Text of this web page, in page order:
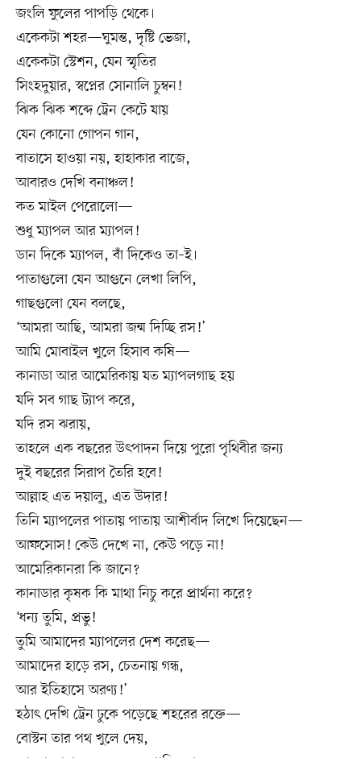
জংলি ফুলের পাপড়ি থেকে।
একেকটা শহর—ঘুমন্ত, দৃষ্টি ভেজা,
একেকটা স্টেশন, যেন স্মৃতির
সিংহদুয়ার, স্বপ্নের সোনালি চুম্বন!
ঝিক ঝিক শব্দে ট্রেন কেটে যায়
যেন কোনো গোপন গান,
বাতাসে হাওয়া নয়, হাহাকার বাজে,
আবারও দেখি বনাঞ্চল!
কত মাইল পেরোলো—
শুধু ম্যাপল আর ম্যাপল!
ডান দিকে ম্যাপল, বাঁ দিকেও তা–ই।
পাতাগুলো যেন আগুনে লেখা লিপি,
গাছগুলো যেন বলছে,
‘আমরা আছি, আমরা জন্ম দিচ্ছি রস!’
আমি মোবাইল খুলে হিসাব কষি—
কানাডা আর আমেরিকায় যত ম্যাপলগাছ হয়
যদি সব গাছ ট্যাপ করে,
যদি রস ঝরায়,
তাহলে এক বছরের উৎপাদন দিয়ে পুরো পৃথিবীর জন্য
দুই বছরের সিরাপ তৈরি হবে!
আল্লাহ এত দয়ালু, এত উদার!
তিনি ম্যাপলের পাতায় পাতায় আশীর্বাদ লিখে দিয়েছেন—
আফসোস! কেউ দেখে না, কেউ পড়ে না!
আমেরিকানরা কি জানে?
কানাডার কৃষক কি মাথা নিচু করে প্রার্থনা করে?
‘ধন্য তুমি, প্রভু!
তুমি আমাদের ম্যাপলের দেশ করেছ—
আমাদের হাড়ে রস, চেতনায় গন্ধ,
আর ইতিহাসে অরণ্য!’
হঠাৎ দেখি ট্রেন ঢুকে পড়েছে শহরের রক্তে—
বোস্টন তার পথ খুলে দেয়,